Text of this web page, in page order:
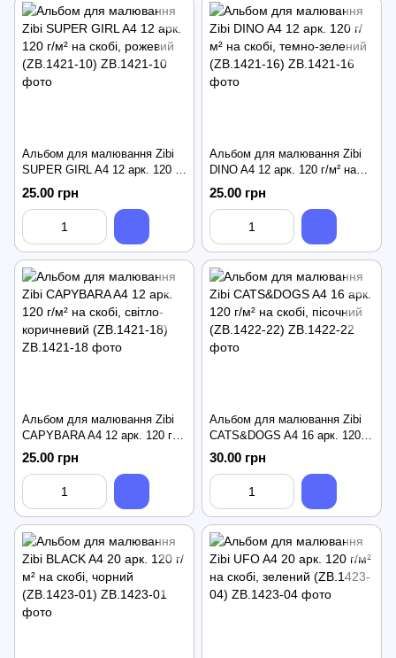
Альбом для малювання Zibi
SUPER GIRL A4 12 арк. 120 г/
м² на скобі, рожевий (ZB.1421-
10)
25.00 грн
Альбом для малювання Zibi
DINO A4 12 арк. 120 г/м² на
скобі, темно-зелений
(ZB.1421-16)
25.00 грн
Альбом для малювання Zibi
CAPYBARA A4 12 арк. 120 г/
м² на скобі, світло-коричневий
(ZB.1421-18)
25.00 грн
Альбом для малювання Zibi
CATS&DOGS A4 16 арк. 120 г/
м² на скобі, пісочний (ZB.1422-
30.00 грн